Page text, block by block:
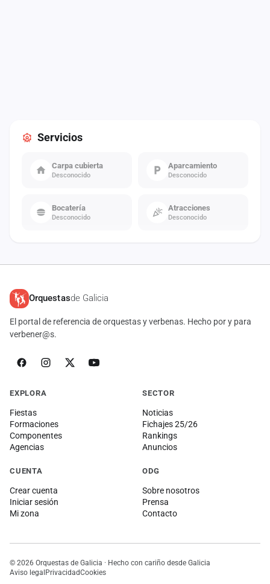
Servicios
Carpa cubierta
Desconocido
Aparcamiento
Desconocido
Bocatería
Desconocido
Atracciones
Desconocido
Orquestasde Galicia
El portal de referencia de orquestas y verbenas. Hecho por y para
verbener@s.
EXPLORA
Fiestas
Formaciones
Componentes
Agencias
SECTOR
Noticias
Fichajes 25/26
Rankings
Anuncios
CUENTA
Crear cuenta
Iniciar sesión
Mi zona
ODG
Sobre nosotros
Prensa
Contacto
© 2026 Orquestas de Galicia · Hecho con cariño desde Galicia
Aviso legalPrivacidadCookies